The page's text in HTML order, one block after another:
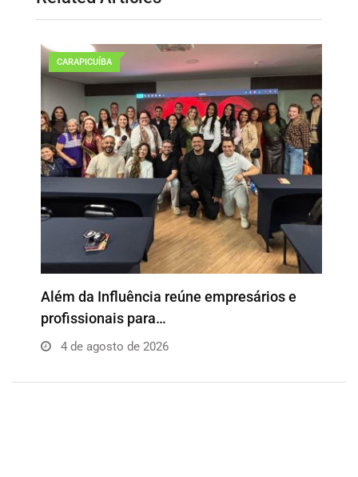
CARAPICUÍBA
Além da Influência reúne empresários e
profissionais para…
4 de agosto de 2026